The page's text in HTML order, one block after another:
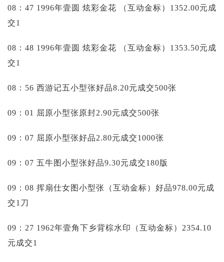
08：47 1996年壹圆 炫彩金花 （互动金标）1352.00元成
交1
08：48 1996年壹圆 炫彩金花 （互动金标）1353.50元成
交1
08：56 西游记五小型张好品8.20元成交500张
09：01 屈原小型张原封2.90元成交500张
09：07 屈原小型张好品2.80元成交1000张
09：07 五牛图小型张好品9.30元成交180版
09：08 挥扇仕女图小型张（互动金标）好品978.00元成
交1刀
09：27 1962年壹角下乡背棕水印（互动金标）2354.10
元成交1